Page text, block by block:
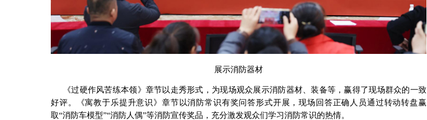
展示消防器材
《过硬作风苦练本领》章节以走秀形式，为现场观众展示消防器材、装备等，赢得了现场群众的一致
好评。《寓教于乐提升意识》章节以消防常识有奖问答形式开展，现场回答正确人员通过转动转盘赢
取“消防车模型”“消防人偶”等消防宣传奖品，充分激发观众们学习消防常识的热情。